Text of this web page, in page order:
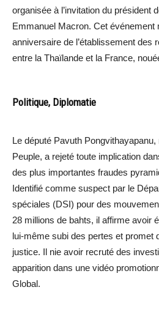
organisée à l’invitation du président
Emmanuel Macron. Cet événement
anniversaire de l’établissement des
entre la Thaïlande et la France,
Politique, Diplomatie
Le député Pavuth
Peuple, a rejeté toute implication
des plus importantes fraudes
Identifié comme suspect par le
spéciales (DSI) pour des
28 millions de bahts, il affirme avoir
lui-même subi des pertes et promet
justice. Il nie avoir recruté des
apparition dans une vidéo
Global.